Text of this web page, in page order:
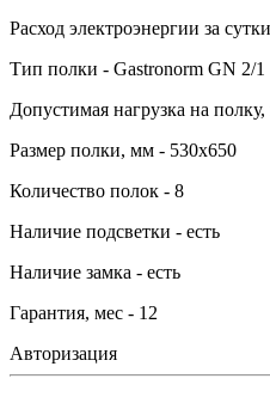
Расход электроэнергии за
Тип полки - Gastronorm GN 2/1
Допустимая нагрузка на полку,
Размер полки, мм - 530х650
Количество полок - 8
Наличие подсветки - есть
Наличие замка - есть
Гарантия, мес - 12
Авторизация